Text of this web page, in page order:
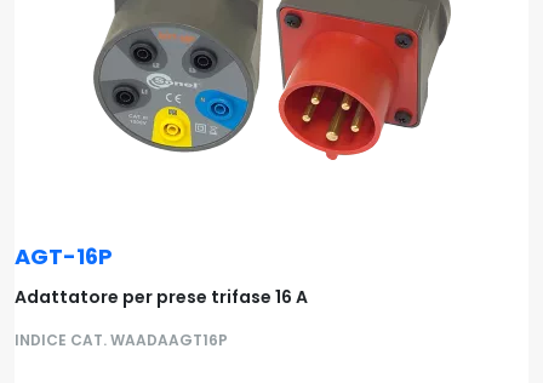
AGT-16P
Adattatore per prese trifase 16 A
INDICE CAT. WAADAAGT16P